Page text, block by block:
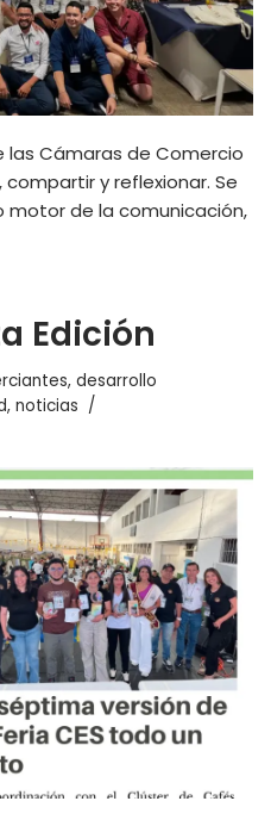
las Cámaras de Comercio
y reflexionar. Se
de la comunicación,
Edición
, desarrollo
, noticias